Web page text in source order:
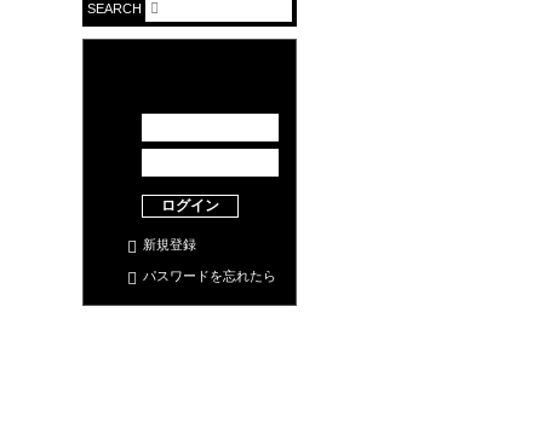
SEARCH
ログイン
新規登録
パスワードを忘れたら